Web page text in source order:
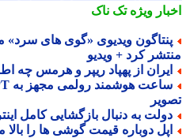
ویژهتک ناک
ویدیوی «گوی های سرد»
کرد + ویدیو
از پهپاد ریپر و هرمس چه
به دنبال بازگشایی کامل
دوباره قیمت گوشی ها را بالا می